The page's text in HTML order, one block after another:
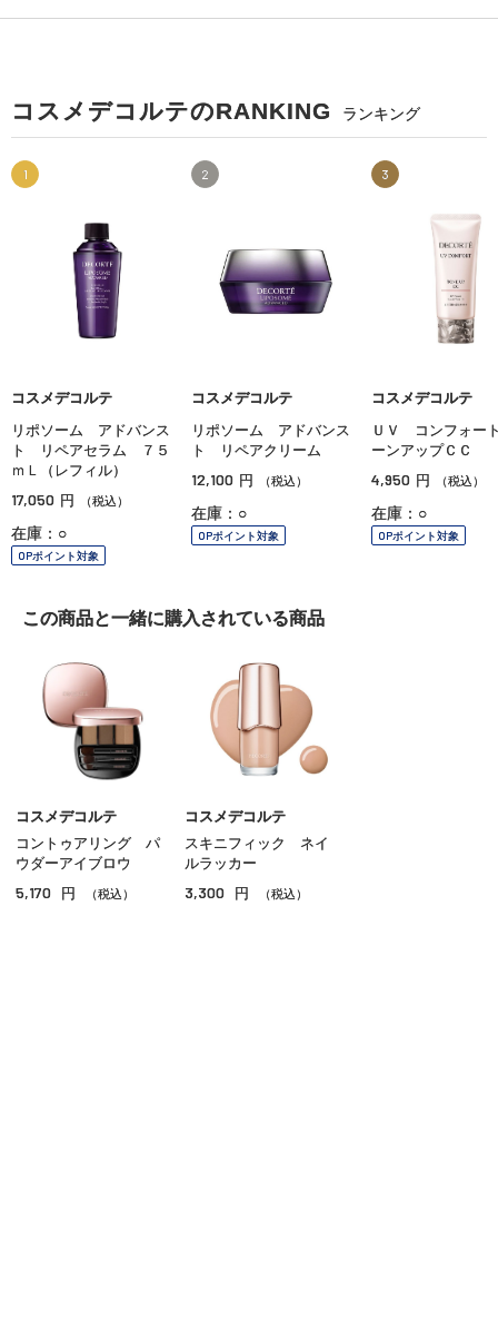
コスメデコルテのRANKING ランキング
1
コスメデコルテ
リポソーム アドバンス
ト リペアセラム ７５
ｍＬ（レフィル）
17,050 円 （税込）
在庫：○
OPポイント対象
2
コスメデコルテ
リポソーム アドバンス
ト リペアクリーム
12,100 円 （税込）
在庫：○
OPポイント対象
3
コスメデコルテ
ＵＶ コンフォー
ーンアップＣＣ
4,950 円 （税込）
在庫：○
OPポイント対象
この商品と一緒に購入されている商品
コスメデコルテ
コントゥアリング パ
ウダーアイブロウ
5,170 円 （税込）
コスメデコルテ
スキニフィック ネイ
ルラッカー
3,300 円 （税込）